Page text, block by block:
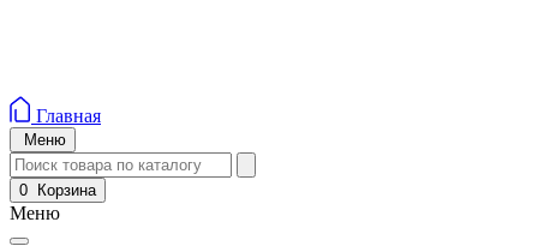
Главная
Меню
0 Корзина
Меню